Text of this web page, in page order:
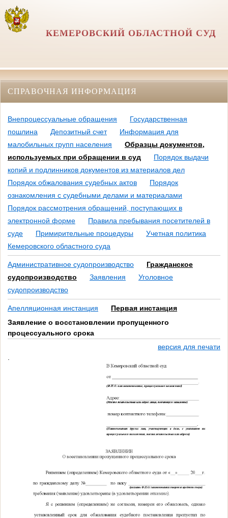
КЕМЕРОВСКИЙ ОБЛАСТНОЙ СУД
СПРАВОЧНАЯ ИНФОРМАЦИЯ
Внепроцессуальные обращения
Государственная
пошлина
Депозитный счет
Информация для
малобильных групп населения
Образцы документов,
используемых при обращении в суд
Порядок выдачи
копий и подлинников документов из материалов дел
Порядок обжалования судебных актов
Порядок
ознакомления с судебными делами и материалами
Порядок рассмотрения обращений, поступающих в
электронной форме
Правила пребывания посетителей в
суде
Примирительные процедуры
Учетная политика
Кемеровского областного суда
Административное судопроизводство
Гражданское
судопроизводство
Заявления
Уголовное
судопроизводство
Апелляционная инстанция
Первая инстанция
Заявление о восстановлении пропущенного
процессуального срока
версия для печати